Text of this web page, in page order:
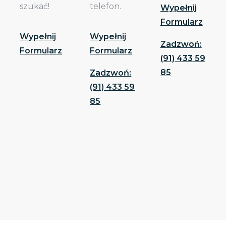
szukać!
Wypełnij
Formularz
telefon.
Wypełnij
Formularz
Zadzwoń:
(91) 433 59
85
Wypełnij
Formularz
Zadzwoń:
(91) 433 59
85